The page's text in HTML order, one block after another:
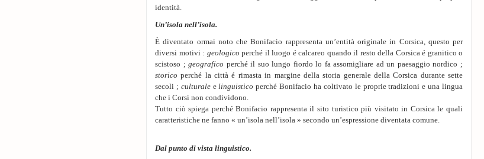
identità.
Un’isola nell’isola.
È diventato ormai noto che Bonifacio rappresenta un’entità originale in Corsica, questo per
diversi motivi : geologico perché il luogo é calcareo quando il resto della Corsica é granitico o
scistoso ;geografico perché il suo lungo fiordo lo fa assomigliare ad un paesaggio nordico ;
storico perché la città é rimasta in margine della storia generale della Corsica durante sette
secoli ; culturaleelinguistico perché Bonifacio ha coltivato le proprie tradizioni e una lingua
che i Corsi non condividono.
Tutto ciò spiega perché Bonifacio rappresenta il sito turistico più visitato in Corsica le quali
caratteristiche ne fanno « un’isola nell’isola » secondo un’espressione diventata comune.
Dal punto di vista linguistico.